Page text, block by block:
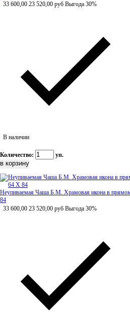
33 600,00 23 520,00 руб Выгода 30%
В наличии
Количество: уп.
Неупиваемая Чаша Б.М. Храмовая икона в
84
33 600,00 23 520,00 руб Выгода 30%